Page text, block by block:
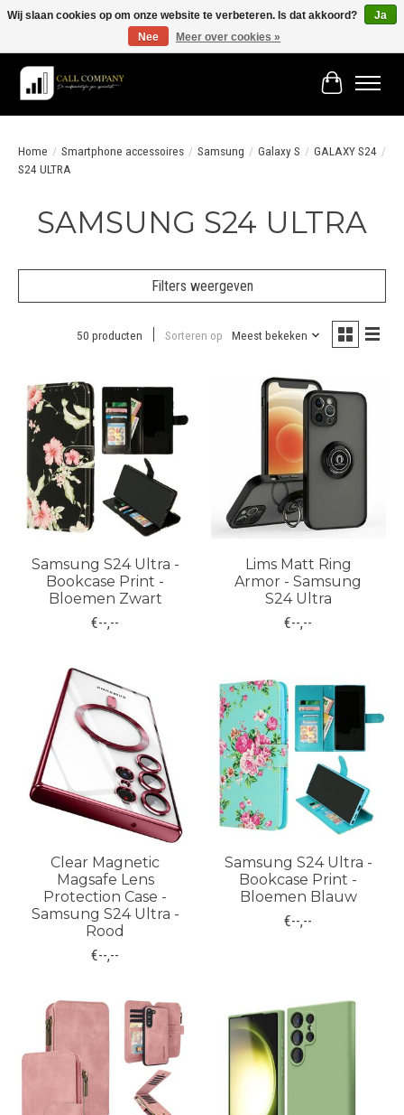
Vóór 19:00 besteld morgen in huis!
Winkelwagen
Home / Smartphone accessoires / Samsung / Galaxy S / GALAXY S24 /
S24 ULTRA
SAMSUNG S24 ULTRA
Filters weergeven
50 producten Sorteren op Meest bekeken
Samsung S24 Ultra -
Bookcase Print -
Bloemen Zwart
€--,--
Lims Matt Ring
Armor - Samsung
S24 Ultra
€--,--
Clear Magnetic
Magsafe Lens
Protection Case -
Samsung S24 Ultra -
Rood
€--,--
Samsung S24 Ultra -
Bookcase Print -
Bloemen Blauw
€--,--
Wij slaan cookies op om onze website te verbeteren. Is dat akkoord?
Ja
Nee
Meer over cookies »